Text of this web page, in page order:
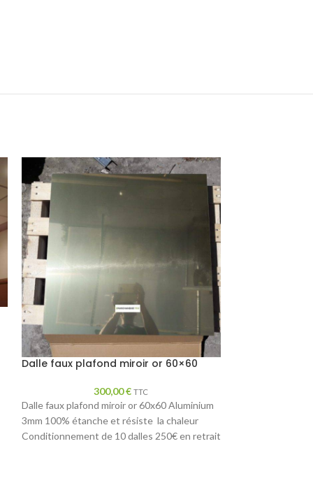
Dalle faux plafond miroir or 60×60
300,00€ TTC
Dalle faux plafond miroir or 60x60 Aluminium
3mm 100% étanche et résiste la chaleur
Conditionnement de 10 dalles 250€ en retrait